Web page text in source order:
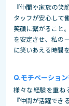
『仲間や家族の
タッフが安心して
笑顔に繋がること
を安定させ、私の
に笑いあえる時間
モチベーショ
様々な経験を重ね
『仲間が活躍で